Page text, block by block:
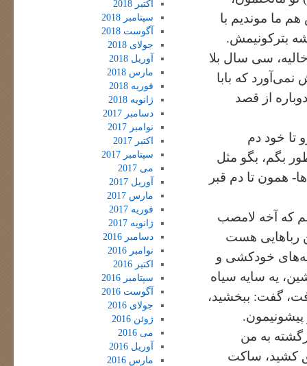
ما موندیم با
بترکونیمش.
سی سال بلا
که بابا
از قصد
تا خود دم
بگم، بگو مثل
همون تا دم قبر
که آخه لامصب
رباهایی هست
خودکشی و
یه سایه سیاه
گفت: ببخشید،
پیشونیمون.
به من
کشید، ساکت
اکتبر 2018
سپتامبر 2018
آگوست 2018
جولای 2018
آوریل 2018
مارس 2018
فوریه 2018
ژانویه 2018
دسامبر 2017
نوامبر 2017
اکتبر 2017
سپتامبر 2017
می 2017
آوریل 2017
مارس 2017
فوریه 2017
ژانویه 2017
دسامبر 2016
نوامبر 2016
اکتبر 2016
سپتامبر 2016
آگوست 2016
جولای 2016
ژوئن 2016
می 2016
آوریل 2016
مارس 2016